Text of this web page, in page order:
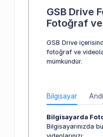
GSB Drive
Fotoğraf
GSB Drive
fotoğraf ve
mümkündür.
Bilgisayar
Bilgisayarda
Bilgisayarınızda